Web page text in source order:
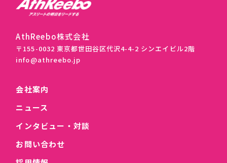
AthReebo株式会社
〒155-0032 東京都世田谷区代沢4-4-2 シンエイビル2階
info@athreebo.jp
会社案内
ニュース
インタビュー・対談
お問い合わせ